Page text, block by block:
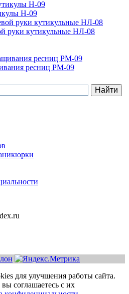
Н-09
руки кутикульные НЛ-08
ресниц РМ-09
для улучшения работы сайта.
соглашаетесь с их